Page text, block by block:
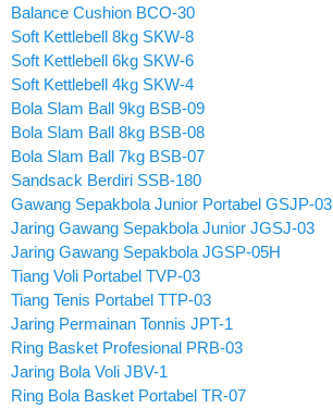
Balance Cushion BCO-30
Soft Kettlebell 8kg SKW-8
Soft Kettlebell 6kg SKW-6
Soft Kettlebell 4kg SKW-4
Bola Slam Ball 9kg BSB-09
Bola Slam Ball 8kg BSB-08
Bola Slam Ball 7kg BSB-07
Sandsack Berdiri SSB-180
Gawang Sepakbola Junior Portabel GSJP-03
Jaring Gawang Sepakbola Junior JGSJ-03
Jaring Gawang Sepakbola JGSP-05H
Tiang Voli Portabel TVP-03
Tiang Tenis Portabel TTP-03
Jaring Permainan Tonnis JPT-1
Ring Basket Profesional PRB-03
Jaring Bola Voli JBV-1
Ring Bola Basket Portabel TR-07